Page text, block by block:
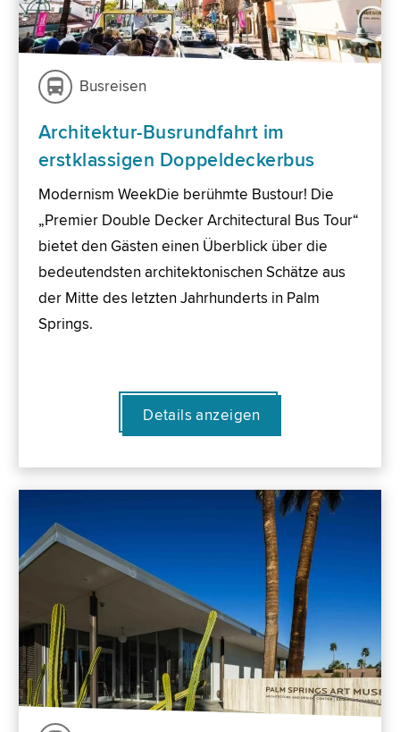
Busreisen
Architektur-Busrundfahrt im
erstklassigen Doppeldeckerbus
Modernism WeekDie berühmte Bustour! Die
„Premier Double Decker Architectural Bus Tour“
bietet den Gästen einen Überblick über die
bedeutendsten architektonischen Schätze aus
der Mitte des letzten Jahrhunderts in Palm
Springs.
Details anzeigen